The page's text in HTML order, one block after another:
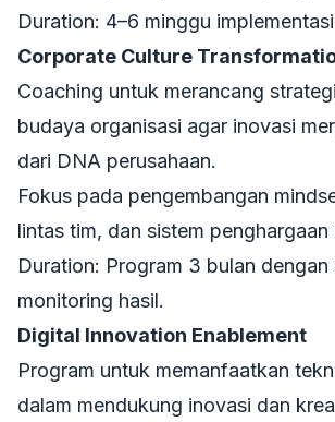
Duration: 4–6 minggu
Corporate Culture
Coaching untuk merancang
budaya organisasi agar inovasi
dari DNA perusahaan.
Fokus pada pengembangan
lintas tim, dan sistem penghargaan
Duration: Program 3 bulan dengan
monitoring hasil.
Digital Innovation Enablement
Program untuk memanfaatkan
dalam mendukung inovasi dan